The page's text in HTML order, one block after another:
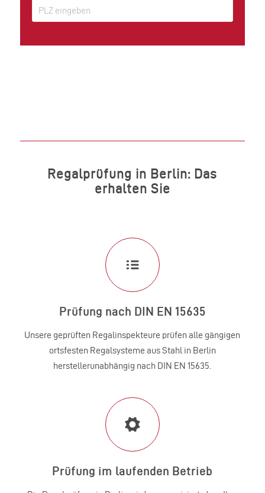
Regalprüfung in Berlin: Das
erhalten Sie
Prüfung nach DIN EN 15635
Unsere geprüften Regalinspekteure prüfen alle gängigen
ortsfesten Regalsysteme aus Stahl in Berlin
herstellerunabhängig nach DIN EN 15635.
Prüfung im laufenden Betrieb